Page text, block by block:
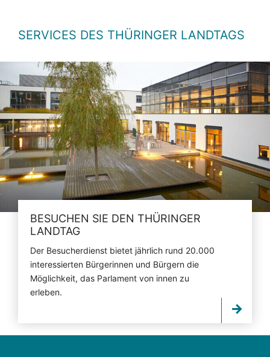
SERVICES DES THÜRINGER LANDTAGS
BESUCHEN SIE DEN THÜRINGER
LANDTAG
Der Besucherdienst bietet jährlich rund 20.000
interessierten Bürgerinnen und Bürgern die
Möglichkeit, das Parlament von innen zu
erleben.